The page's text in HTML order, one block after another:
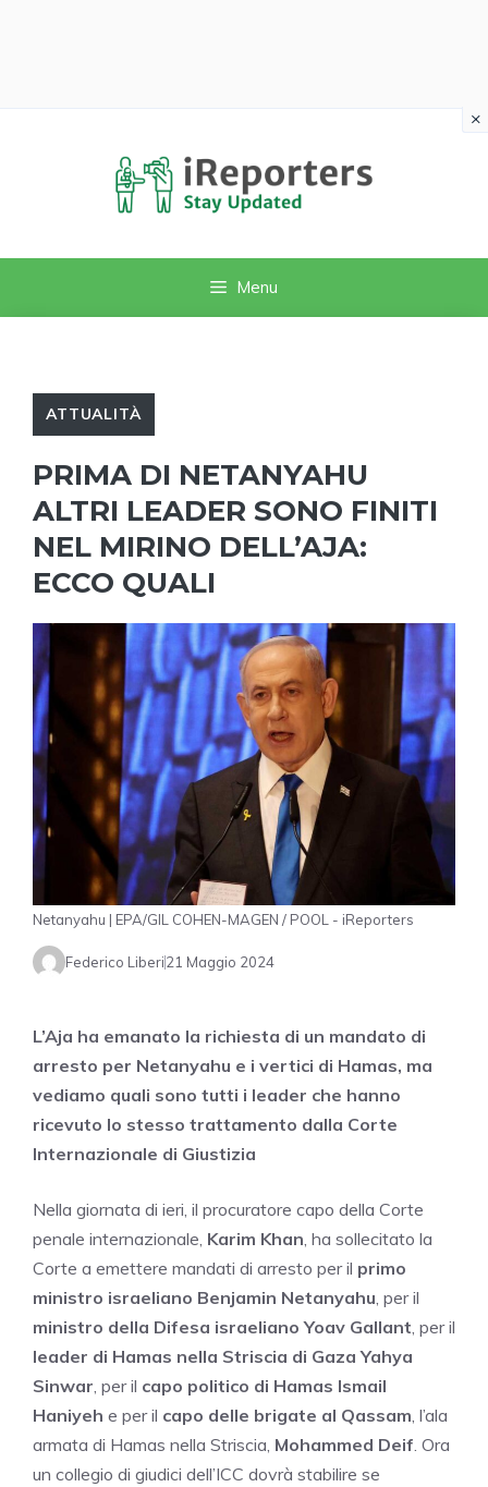
Menu
ATTUALITÀ
PRIMA DI NETANYAHU
ALTRI LEADER SONO FINITI
NEL MIRINO DELL’AJA:
ECCO QUALI
Netanyahu | EPA/GIL COHEN-MAGEN / POOL - iReporters
Federico Liberi21 Maggio 2024
L’Aja ha emanato la richiesta di un mandato di
arresto per Netanyahu e i vertici di Hamas, ma
vediamo quali sono tutti i leader che hanno
ricevuto lo stesso trattamento dalla Corte
Internazionale di Giustizia
Nella giornata di ieri, il procuratore capo della Corte
penale internazionale, Karim Khan, ha sollecitato la
Corte a emettere mandati di arresto per il primo
ministro israeliano Benjamin Netanyahu, per il
ministro della Difesa israeliano Yoav Gallant, per il
leader di Hamas nella Striscia di Gaza Yahya
Sinwar, per il capo politico di Hamas Ismail
Haniyeh e per il capo delle brigate al Qassam, l’ala
armata di Hamas nella Striscia, Mohammed Deif. Ora
un collegio di giudici dell’ICC dovrà stabilire se
×